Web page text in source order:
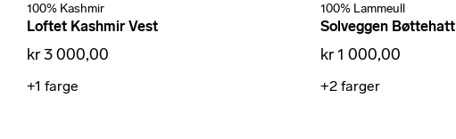
100% Kashmir
Loftet Kashmir Vest
kr 3 000,00
+1 farge
100% Lammeull
Solveggen Bøttehatt
kr 1 000,00
+2 farger